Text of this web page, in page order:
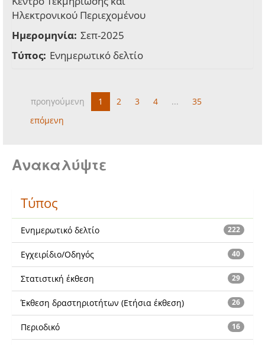
Ηλεκτρονικού Περιεχομένου
Ημερομηνία: Σεπ-2025
Τύπος: Ενημερωτικό δελτίο
προηγούμενη 1 2 3 4 ...
35
επόμενη
Ανακαλύψτε
Τύπος
222
Ενημερωτικό δελτίο
40
Εγχειρίδιο/Οδηγός
29
Στατιστική έκθεση
26
Έκθεση δραστηριοτήτων (Ετήσια έκθεση)
16
Περιοδικό